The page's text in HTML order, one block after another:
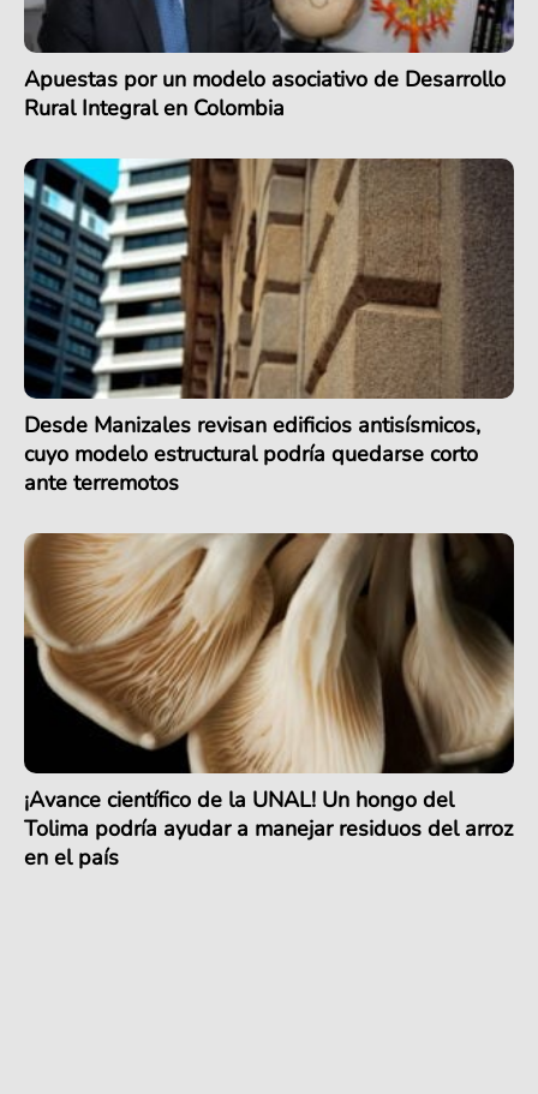
Apuestas por un modelo asociativo de Desarrollo
Rural Integral en Colombia
Desde Manizales revisan edificios antisísmicos,
cuyo modelo estructural podría quedarse corto
ante terremotos
¡Avance científico de la UNAL! Un hongo del
Tolima podría ayudar a manejar residuos del arroz
en el país